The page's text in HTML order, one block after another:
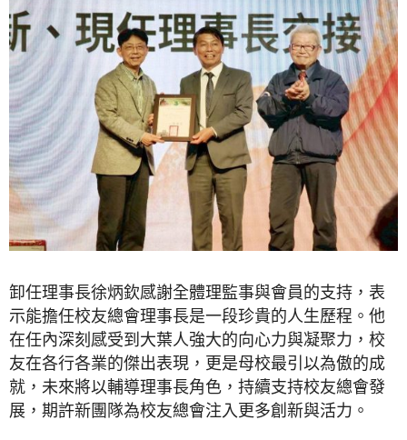
卸任理事長徐炳欽感謝全體理監事與會員的支持，表
示能擔任校友總會理事長是一段珍貴的人生歷程。他
在任內深刻感受到大葉人強大的向心力與凝聚力，校
友在各行各業的傑出表現，更是母校最引以為傲的成
就，未來將以輔導理事長角色，持續支持校友總會發
展，期許新團隊為校友總會注入更多創新與活力。